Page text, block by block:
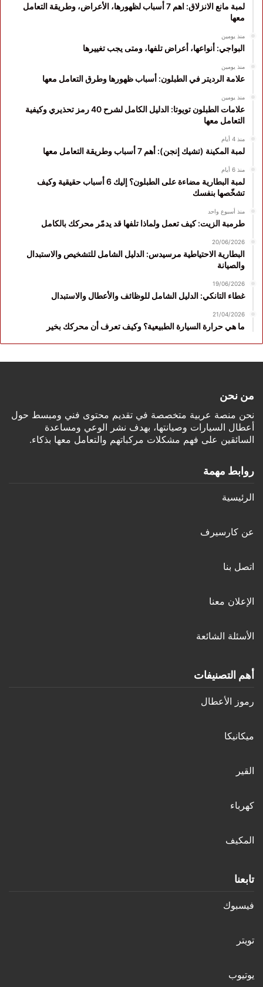
لمبة مانع الانزلاق: اهم 7 أسباب لظهورها، الأعراض، وطريقة التعامل
معها
منذ يومين
البواجي: أنواعها، أعراض تلفها، ومتى يجب تغييرها
منذ يومين
علامة الرديتر في الطبلون: أسباب ظهورها وطرق التعامل معها
منذ يومين
علامات الطبلون تويوتا: الدليل الكامل لشرح 40 رمز تحذيري وكيفية
التعامل معها
منذ 4 أيام
لمبة المكينة (تشيك إنجن): أهم 7 أسباب وطريقة التعامل معها
منذ 6 أيام
لمبة البطارية مضاءة على الطبلون؟ إليك 6 أسباب حقيقية وكيف
تشخّصها بنفسك
منذ أسبوع واحد
طرمبة الزيت: كيف تعمل ولماذا تلفها قد يدمّر محركك بالكامل
20/06/2026
البطارية الاحتياطية مرسيدس: الدليل الشامل للتشخيص والاستبدال
والصيانة
19/06/2026
غطاء التانكي: الدليل الشامل للوظائف والأعطال والاستبدال
21/04/2026
ما هي حرارة السيارة الطبيعية؟ وكيف تعرف أن محركك بخير
من نحن
نحن منصة عربية متخصصة في تقديم محتوى فني ومبسط حول
أعطال السيارات وصيانتها، بهدف نشر الوعي ومساعدة
السائقين على فهم مشكلات مركباتهم والتعامل معها بذكاء.
روابط مهمة
الرئيسية
عن كارسيرف
اتصل بنا
الإعلان معنا
الأسئلة الشائعة
أهم التصنيفات
رموز الأعطال
ميكانيكا
القير
كهرباء
المكيف
تابعنا
فيسبوك
تويتر
يوتيوب